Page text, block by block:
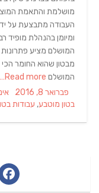
מושלמת והתאמת
העבודה מתבצעת על
ומיומן בהנהלת מופיד
המושלם מציע פתרונות
מבטון שהוא החומר הכי
המושלם
Posted
on
פברואר 8, 2016
בטון מוטבע, עבודות